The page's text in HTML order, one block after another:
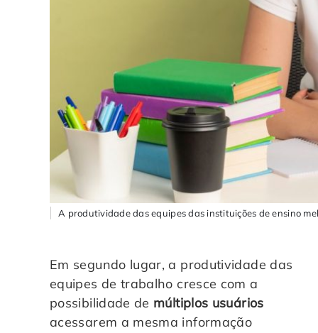
A produtividade das equipes das instituições de ensino
Em segundo lugar, a produtividade das
equipes de trabalho cresce com a
possibilidade de múltiplos usuários
acessarem a mesma informação